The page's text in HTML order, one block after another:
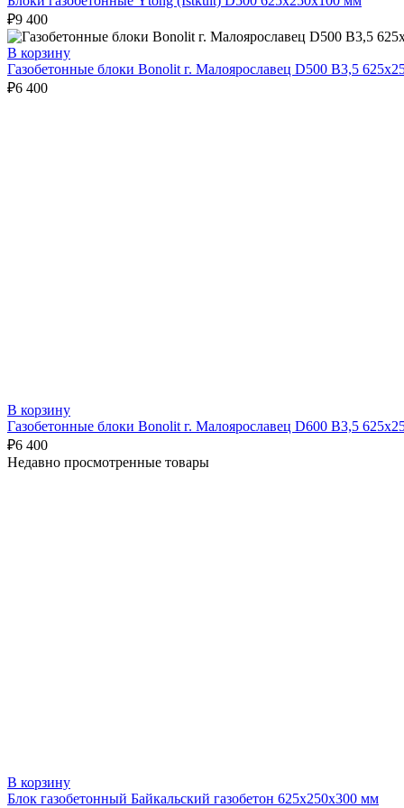
₽9 400
В корзину
Газобетонные блоки Bonolit г. Малоярославец D500 B3,5
₽6 400
В корзину
Газобетонные блоки Bonolit г. Малоярославец D600 B3,5
₽6 400
Недавно просмотренные товары
В корзину
Блок газобетонный Байкальский газобетон 625х250х300 мм